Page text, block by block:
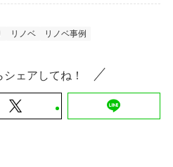
リノベ リノベ事例
ェアしてね！